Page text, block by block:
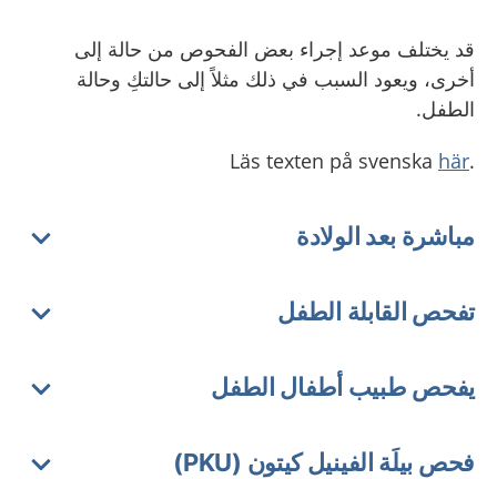
قد يختلف موعد إجراء بعض الفحوص من حالة إلى
أخرى، ويعود السبب في ذلك مثلاً إلى حالتكِ وحالة
الطفل.
.Läs texten på svenska
här
مباشرة بعد الولادة
تفحص القابلة الطفل
يفحص طبيب أطفال الطفل
فحص بيلَة الفينيل كيتون (PKU)